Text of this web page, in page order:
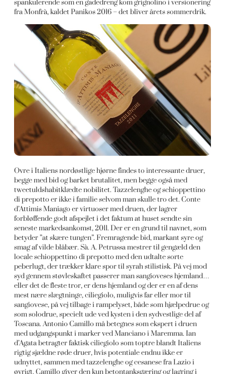
spankulerende som en gadedreng kom grignolino i versionering
fra Monfrà, kaldet Panikos 2016 – det bliver årets sommerdrik.
Ovre i Italiens nordøstlige hjørne findes to interessante druer,
begge med bid og barket brutalitet, men begge også med
tweetuldshabitklædte nobilitet. Tazzelenghe og schioppettino
di prepotto er ikke i familie selvom man skulle tro det. Conte
d’Attimis Maniago er virtuoser med druen, der lagrer
forbløffende godt afspejlet i det faktum at huset sendte sin
seneste markedsankomst, 2011. Der er en grund til navnet, som
betyder ”at skære tungen”. Fremragende bid, markant syre og
smag af vilde blåbær. Sà. A. Petrussa mestrer til gengæld den
locale schioppettino di prepotto med den udtalte sorte
peberlugt, der trækker klare spor til syrah stilistisk. På vej mod
syd gennem støvleskaftet passerer man sangioveses hjemland…
eller det de fleste tror, er dens hjemland og der er en af dens
mest nære slægtninge, ciliegiolo, muligvis far eller mor til
sangiovese, på vej tilbage i rampelyset, både som hjælpedrue og
som solodrue, specielt ude ved kysten i den sydvestlige del af
Toscana. Antonio Camillo må betegnes som ekspert i druen
med udgangspunkt i marker ved Manciano i Maremma. Ian
d’Agata betragter faktisk ciliegiolo som toptre blandt Italiens
rigtig sjældne røde druer, hvis potentiale endnu ikke er
udnyttet, sammen med tazzelenghe og cesanese fra Lazio i
øvrigt. Camillo giver den kun betontanksgæring og lagring i